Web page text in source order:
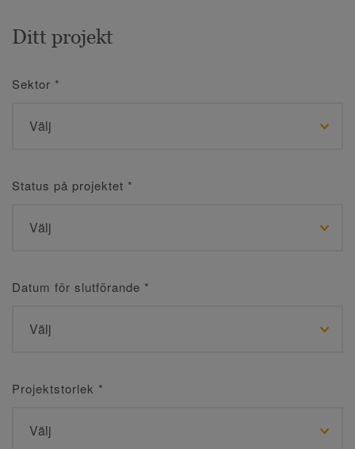
Ditt projekt
Sektor *
Status på projektet *
Datum för slutförande *
Projektstorlek *